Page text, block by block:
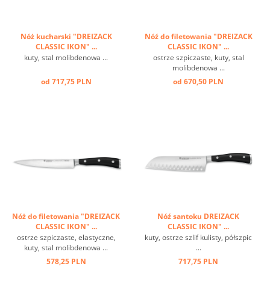
Nóż kucharski "DREIZACK
CLASSIC IKON" ...
kuty, stal molibdenowa ...
od 717,75 PLN
Nóź do filetowania "DREIZACK
CLASSIC IKON" ...
ostrze szpiczaste, kuty, stal
molibdenowa ...
od 670,50 PLN
Nóż do filetowania "DREIZACK
CLASSIC IKON" ...
ostrze szpiczaste, elastyczne,
kuty, stal molibdenowa ...
578,25 PLN
Nóź santoku DREIZACK
CLASSIC IKON" ...
kuty, ostrze szlif kulisty, półszpic
...
717,75 PLN